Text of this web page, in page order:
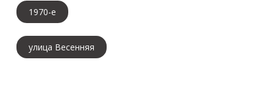
1970-е
улица Весенняя